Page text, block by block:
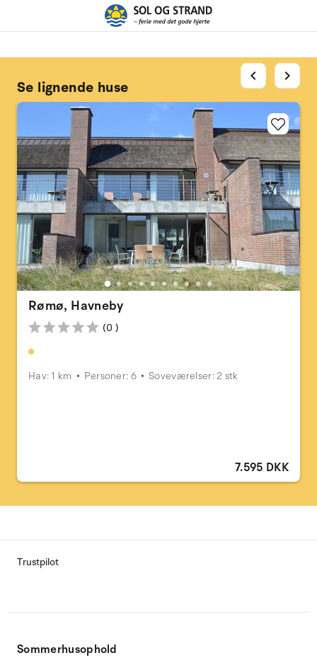
Se lignende huse
Rømø, Havneby
(0 )
Hav: 1 km Personer: 6 Soveværelser: 2 stk
7.595 DKK
chevron_left chevron_right
Trustpilot
Sommerhusophold